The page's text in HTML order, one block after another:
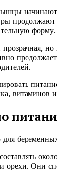
продолжают
форму.
витаминов
орехи. Они